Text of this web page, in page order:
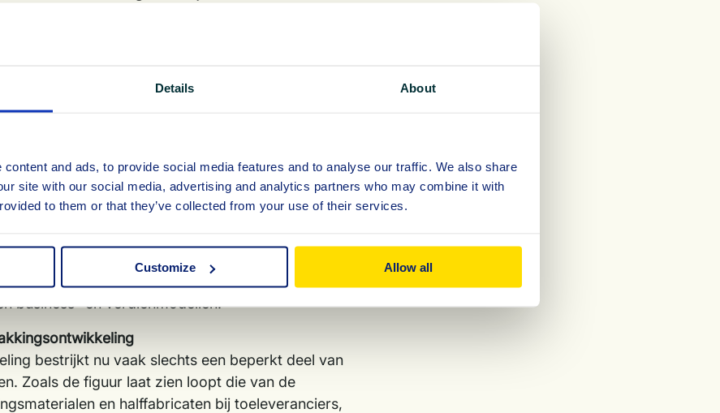
Details About
and ads, to provide social media features and to analyse our traffic. We also share
site with our social media, advertising and analytics partners who may combine it with
to them or that they’ve collected from your use of their services.
Customize Allow all
of omdat ze te duur zijn.
waarin we anders omgaan met materiaalstromen,
anders ontwikkelen en nieuwe business-
die manier kunnen we de groei opvangen en
creëren, zonder dat we grondstoffen verder
te zwaar belasten.
zetten op weg naar een circulaire economie voor
Er moet immers rekening worden
materiaalketens, met alle krachtenvelden,
business- en verdienmodellen.
bestrijkt nu vaak slechts een beperkt deel van
Zoals de figuur laat zien loopt die van de
en halffabricaten bij toeleveranciers,